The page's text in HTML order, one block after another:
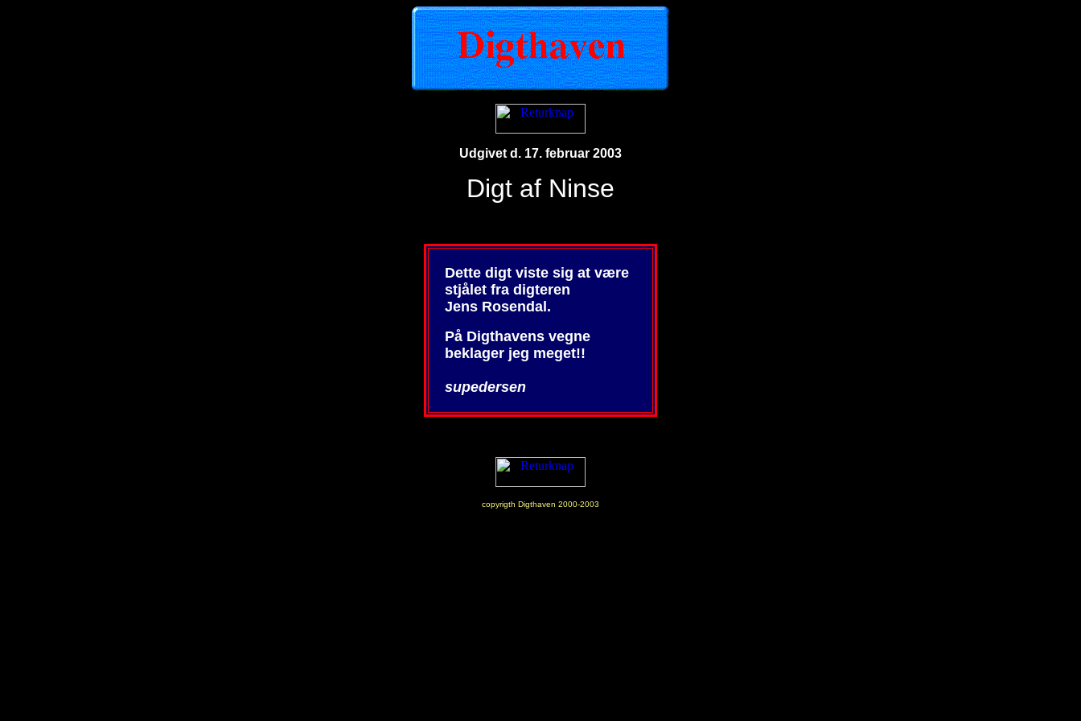
Udgivet d. 17. februar 2003
Digt af Ninse
Dette digt viste sig at være
stjålet fra digteren
Jens Rosendal.
På Digthavens vegne
beklager jeg meget!!
supedersen
copyrigth Digthaven 2000-2003